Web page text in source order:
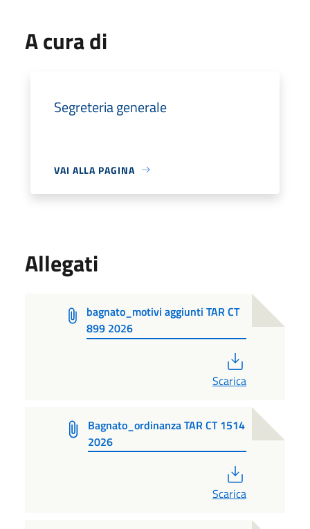
A cura di
Segreteria generale
VAI ALLA PAGINA
Allegati
bagnato_motivi aggiunti TAR CT
899 2026
Scarica
Bagnato_ordinanza TAR CT 1514
2026
Scarica